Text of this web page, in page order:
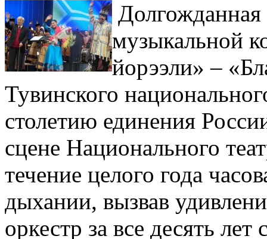
Долгожданная
музыкальной
йорээли» –
Тувинского
столетию единения
сцене Национального
течение целого года
дыхании, вызвав
оркестр за все десять